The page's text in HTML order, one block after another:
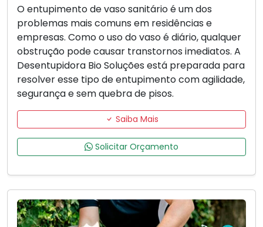
O entupimento de vaso sanitário é um dos
problemas mais comuns em residências e
empresas. Como o uso do vaso é diário, qualquer
obstrução pode causar transtornos imediatos. A
Desentupidora Bio Soluções está preparada para
resolver esse tipo de entupimento com agilidade,
segurança e sem quebra de pisos.
Saiba Mais
Solicitar Orçamento